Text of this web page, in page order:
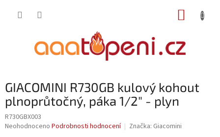
GIACOMINI R730GB kulový kohout
plnoprůtočný, páka 1/2" - plyn
R730GBX003
Průměrné
Neohodnoceno Podrobnosti hodnocení Značka: Giacomini